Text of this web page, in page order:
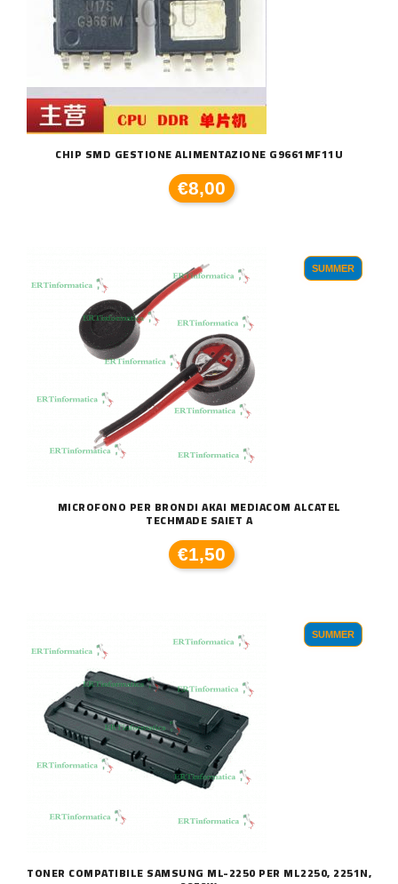
CHIP SMD GESTIONE ALIMENTAZIONE G9661MF11U
€8,00
SUMMER
MICROFONO PER BRONDI AKAI MEDIACOM ALCATEL
TECHMADE SAIET A
€1,50
SUMMER
TONER COMPATIBILE SAMSUNG ML-2250 PER ML2250, 2251N,